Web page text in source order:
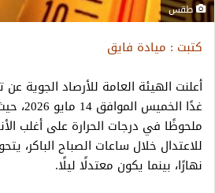
طقس
كتبت : ميادة فايق
أعلنت الهيئة العامة للأرصاد الجوية
غدًا
ملحوظًا في درجات الحرارة على أغلب
للاعتدال خلال ساعات الصباح الباكر،
نهارًا، بينما يكون معتدلًا ليلًا.